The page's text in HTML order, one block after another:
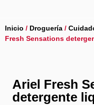
Inicio / Droguería /
Fresh Sensations
Ariel Fresh
detergente